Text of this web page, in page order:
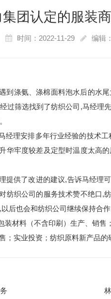
团认定的服装
时间：2022-11-29 编辑
到涤氨、涤棉面料泡水后的水
过筛选找到了纺织公司,马经理
经理安排多年行业经验的技术
华牢度较差及定型时温度太高
提供了改进的建议,告诉马经理
纺织公司的服务技术赞不绝口,
后也会和纺织公司继续保持合作
装材料（不含印刷）生产、销
实业投资；纺织原料新产品的